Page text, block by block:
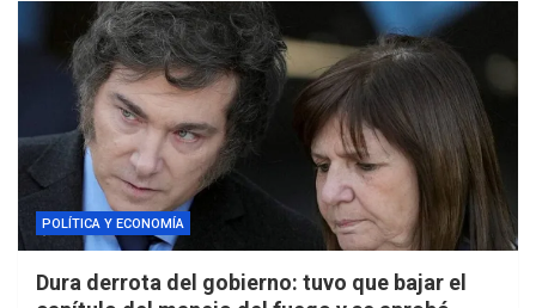
POLÍTICA Y ECONOMÍA
Dura derrota del gobierno: tuvo que bajar el